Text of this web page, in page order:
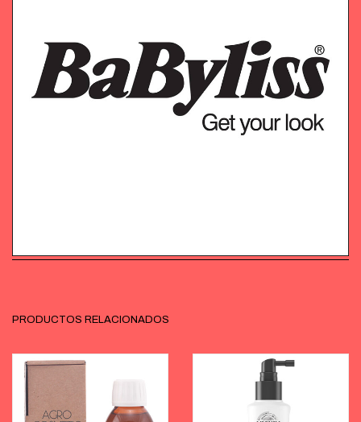
PRODUCTOS RELACIONADOS